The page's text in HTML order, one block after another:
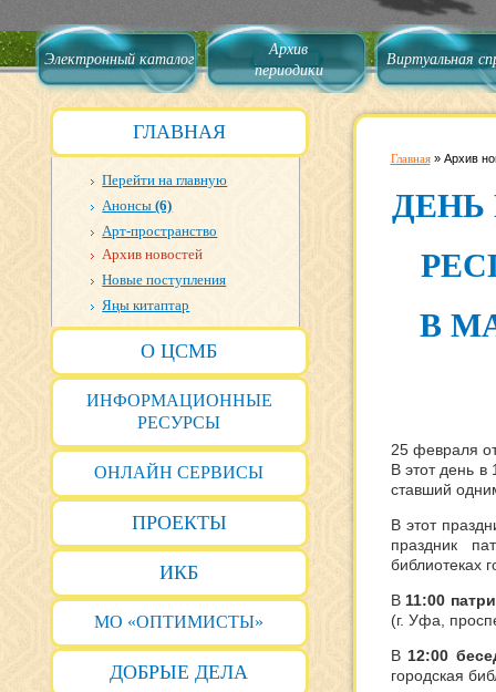
Электронный каталог
Архив
периодики
Виртуальная
ГЛАВНАЯ
Перейти на главную
Анонсы(6)
Арт-пространство
Архив новостей
Новые поступления
Яңы китаптар
О ЦСМБ
ИНФОРМАЦИОННЫЕ
РЕСУРСЫ
ОНЛАЙН СЕРВИСЫ
ПРОЕКТЫ
ИКБ
МО «ОПТИМИСТЫ»
ДОБРЫЕ ДЕЛА
Главная» Архив
ДЕНЬ
В
25 февраля
В этот день
ставший
В этот
праздник
библиотеках
В11:00 п
(г. Уфа,
В 12:00
городская